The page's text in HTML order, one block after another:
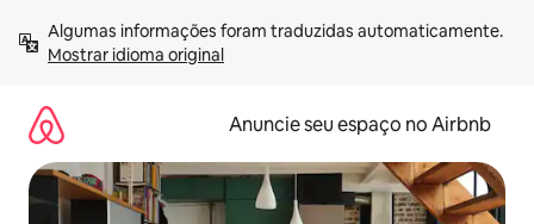
para
Mostrar idioma original
Anuncie seu espaço no Airbnb